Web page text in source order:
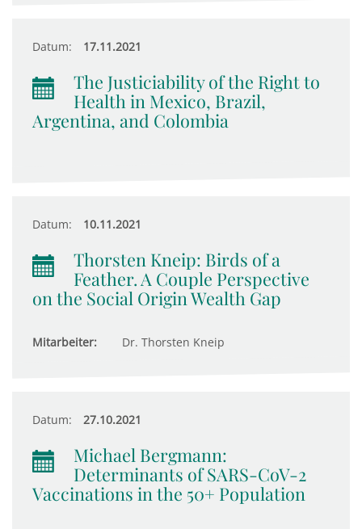
Datum: 17.11.2021
The Justiciability of the Right to
Health in Mexico, Brazil,
Argentina, and Colombia
Datum: 10.11.2021
Thorsten Kneip: Birds of a
Feather. A Couple Perspective
on the Social Origin Wealth Gap
Mitarbeiter: Dr. Thorsten Kneip
Datum: 27.10.2021
Michael Bergmann:
Determinants of SARS-CoV-2
Vaccinations in the 50+ Population